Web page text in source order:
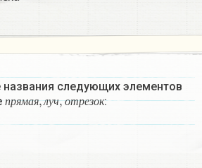
названия следующих элементов
прямая л у ч о т р е зо к
прямая,л уч, отрезок
: